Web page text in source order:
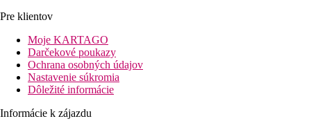
Pre klientov
Moje KARTAGO
Darčekové poukazy
Ochrana osobných údajov
Nastavenie súkromia
Dôležité informácie
Informácie k zájazdu